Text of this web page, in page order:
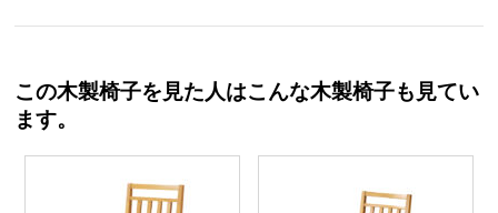
この木製椅子を見た人はこんな木製椅子も見てい
ます。